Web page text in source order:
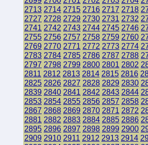
2713 2714 2715 2716 2717 2718
2727 2728 2729 2730 2731 2732
2741 2742 2743 2744 2745 2746
2755 2756 2757 2758 2759 2760
2769 2770 2771 2772 2773 2774
2783 2784 2785 2786 2787 2788
2797 2798 2799 2800 2801 2802
2811 2812 2813 2814 2815 2816
2825 2826 2827 2828 2829 2830
2839 2840 2841 2842 2843 2844
2853 2854 2855 2856 2857 2858
2867 2868 2869 2870 2871 2872
2881 2882 2883 2884 2885 2886
2895 2896 2897 2898 2899 2900
2909 2910 2911 2912 2913 2914